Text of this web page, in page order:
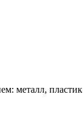
металл, пластик